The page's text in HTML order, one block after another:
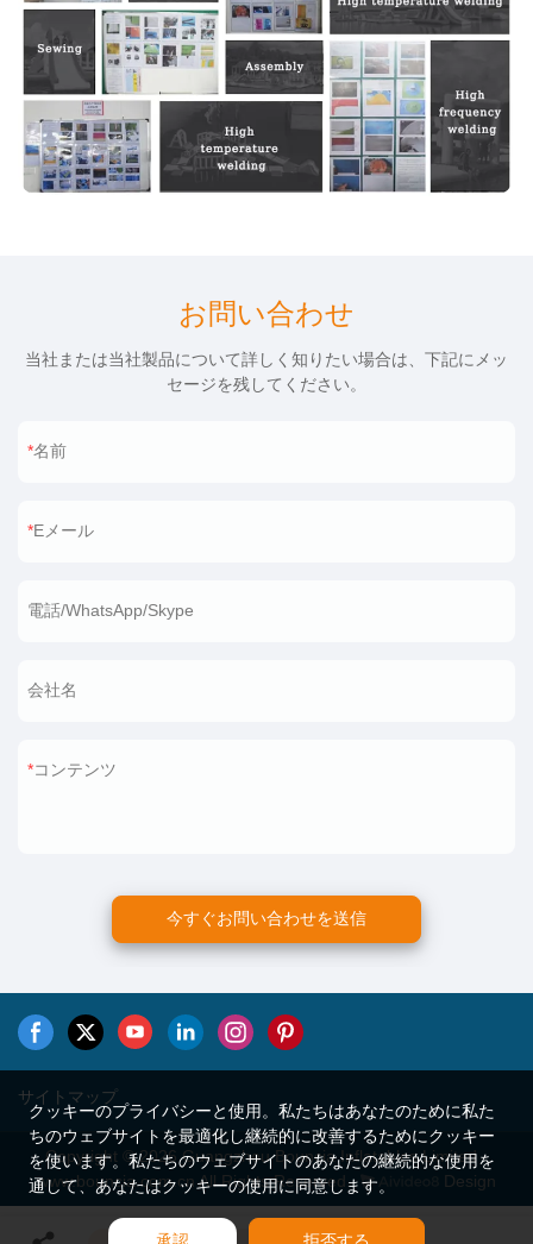
お問い合わせ
当社または当社製品について詳しく知りたい場合は、下記にメッ
セージを残してください。
名前
Eメール
電話/WhatsApp/Skype
会社名
コンテンツ
今すぐお問い合わせを送信
サイトマップ
Copyright © 2026 Guangzhou Bouncia Inflatables Limited -
www.bouncia.com.cn All Rights Reserved.
Design
クッキーのプライバシーと使用。私たちはあなたのために私た
ちのウェブサイトを最適化し継続的に改善するためにクッキー
を使います。私たちのウェブサイトのあなたの継続的な使用を
通して、あなたはクッキーの使用に同意します。